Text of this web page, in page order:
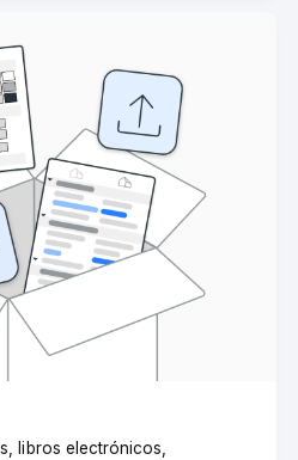
libros electrónicos,